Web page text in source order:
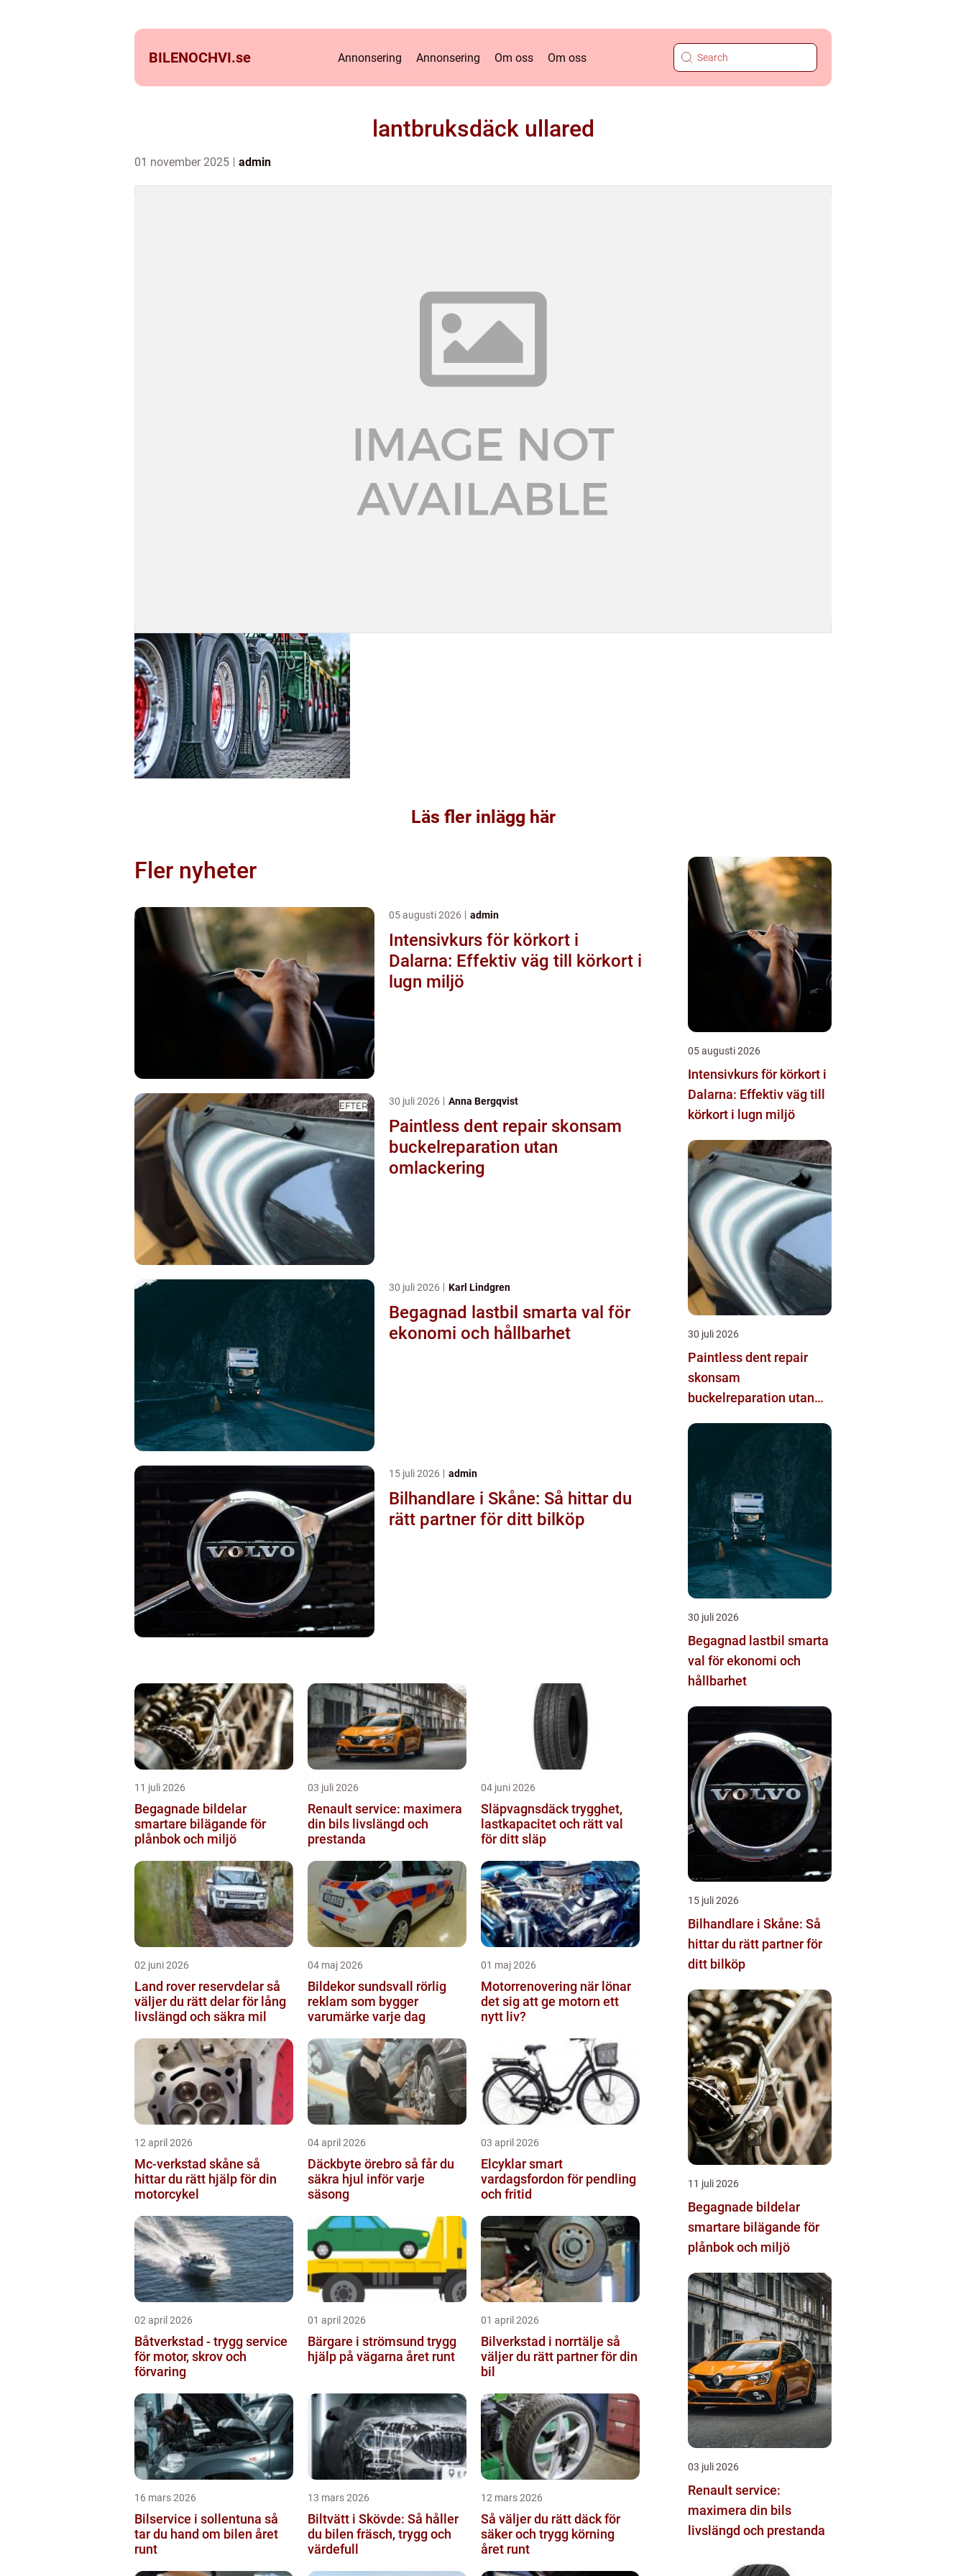
BILENOCHVI.se Annonsering Annonsering Om oss Om oss
lantbruksdäck ullared
01 november 2025 admin
Läs fler inlägg här
Fler nyheter
05 augusti 2026 admin
Intensivkurs för körkort i
Dalarna: Effektiv väg till körkort i
lugn miljö
30 juli 2026 Anna Bergqvist
Paintless dent repair skonsam
buckelreparation utan
omlackering
30 juli 2026 Karl Lindgren
Begagnad lastbil smarta val för
ekonomi och hållbarhet
15 juli 2026 admin
Bilhandlare i Skåne: Så hittar du
rätt partner för ditt bilköp
11 juli 2026
Begagnade bildelar
smartare bilägande för
plånbok och miljö
03 juli 2026
Renault service: maximera
din bils livslängd och
prestanda
04 juni 2026
Släpvagnsdäck trygghet,
lastkapacitet och rätt val
för ditt släp
02 juni 2026
Land rover reservdelar så
väljer du rätt delar för lång
livslängd och säkra mil
04 maj 2026
Bildekor sundsvall rörlig
reklam som bygger
varumärke varje dag
01 maj 2026
Motorrenovering när lönar
det sig att ge motorn ett
nytt liv?
12 april 2026
Mc-verkstad skåne så
hittar du rätt hjälp för din
motorcykel
04 april 2026
Däckbyte örebro så får du
säkra hjul inför varje
säsong
03 april 2026
Elcyklar smart
vardagsfordon för pendling
och fritid
02 april 2026
Båtverkstad - trygg service
för motor, skrov och
förvaring
01 april 2026
Bärgare i strömsund trygg
hjälp på vägarna året runt
01 april 2026
Bilverkstad i norrtälje så
väljer du rätt partner för din
bil
16 mars 2026
Bilservice i sollentuna så
tar du hand om bilen året
runt
13 mars 2026
Biltvätt i Skövde: Så håller
du bilen fräsch, trygg och
värdefull
12 mars 2026
Så väljer du rätt däck för
säker och trygg körning
året runt
05 augusti 2026
Intensivkurs för körkort i
Dalarna: Effektiv väg till
körkort i lugn miljö
30 juli 2026
Paintless dent repair
skonsam
buckelreparation utan
30 juli 2026
Begagnad lastbil smarta
val för ekonomi och
hållbarhet
15 juli 2026
Bilhandlare i Skåne: Så
hittar du rätt partner för
ditt bilköp
11 juli 2026
Begagnade bildelar
smartare bilägande för
plånbok och miljö
03 juli 2026
Renault service:
maximera din bils
livslängd och prestanda